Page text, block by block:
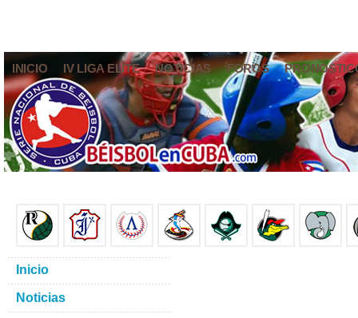
INICIO IV LIGA ELITE NOTICIAS FOROS
Inicio
Noticias